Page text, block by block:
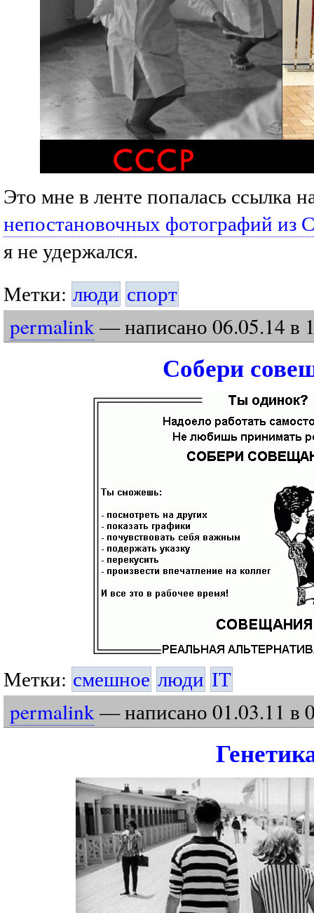
Это мне в ленте попалась ссылка
непостановочных фотографий из
я не удержался.
Метки: люди спорт
permalink— написано 06.05.14 в
Собери
Метки: смешное люди IT
permalink— написано 01.03.11 в